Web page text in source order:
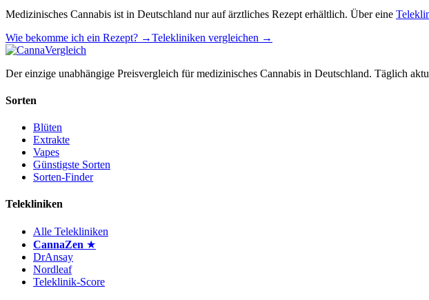
Medizinisches Cannabis ist in Deutschland nur auf ärztliches Rezept erhältlich. Über eine
Wie bekomme ich ein Rezept? →Telekliniken vergleichen →
Der einzige unabhängige Preisvergleich für medizinisches Cannabis in Deutschland. Täglich
Sorten
Blüten
Extrakte
Vapes
Günstigste Sorten
Sorten-Finder
Telekliniken
Alle Telekliniken
CannaZen ★
DrAnsay
Nordleaf
Teleklinik-Score